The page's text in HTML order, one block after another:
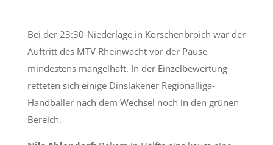
Bei der 23:30-Niederlage in Korschenbroich war der
Auftritt des MTV Rheinwacht vor der Pause
mindestens mangelhaft. In der Einzelbewertung
retteten sich einige Dinslakener Regionalliga-
Handballer nach dem Wechsel noch in den grünen
Bereich.